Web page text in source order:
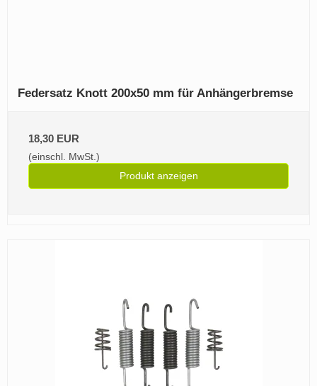
Federsatz Knott 200x50 mm für Anhängerbremse
18,30 EUR
(einschl. MwSt.)
Produkt anzeigen